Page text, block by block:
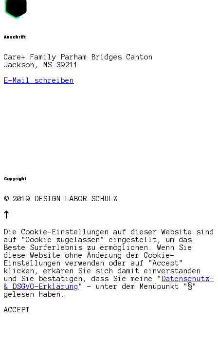
Anschrift
Care+ Family Parham Bridges Canton
Jackson, MS 39211
E-Mail schreiben
Copyright
© 2019 DESIGN LABOR SCHULZ
Die Cookie-Einstellungen auf dieser Website sind
auf "Cookie zugelassen" eingestellt, um das
Beste Surferlebnis zu ermöglichen. Wenn Sie
diese Website ohne Änderung der Cookie-
Einstellungen verwenden oder auf "Accept"
klicken, erkären Sie sich damit einverstanden
und Sie bestätigen, dass Sie meine " Datenschutz-
& DSGVO-Erklärung" - unter dem Menüpunkt "§"
gelesen haben.
ACCEPT